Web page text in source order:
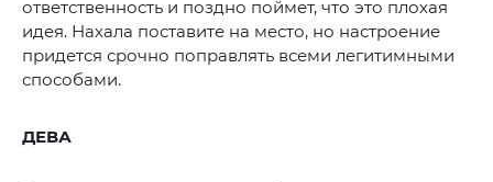
ответственность и поздно поймет, что это плохая
идея. Нахала поставите на место, но настроение
придется срочно поправлять всеми легитимными
способами.
ДЕВА